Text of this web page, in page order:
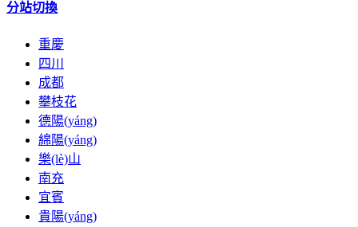
分站切換
重慶
四川
成都
攀枝花
德陽(yáng)
綿陽(yáng)
樂(lè)山
南充
宜賓
貴陽(yáng)